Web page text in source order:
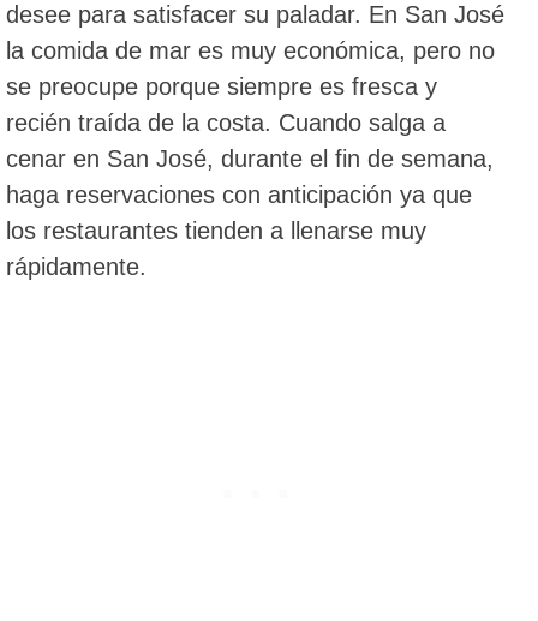
desee para satisfacer su paladar. En San José
la comida de mar es muy económica, pero no
se preocupe porque siempre es fresca y
recién traída de la costa. Cuando salga a
cenar en San José, durante el fin de semana,
haga reservaciones con anticipación ya que
los restaurantes tienden a llenarse muy
rápidamente.